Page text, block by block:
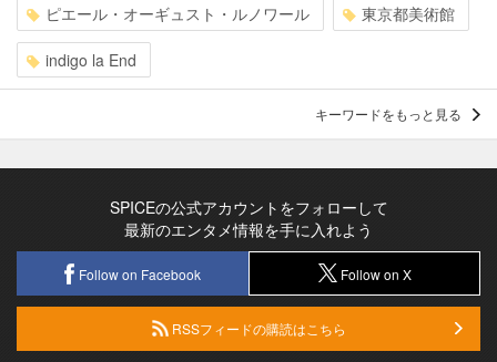
ピエール・オーギュスト・ルノワール 東京都美術館
indigo la End
キーワードをもっと見る
SPICEの公式アカウントをフォローして
最新のエンタメ情報を手に入れよう
Follow on Facebook Follow on X
RSSフィードの購読はこちら